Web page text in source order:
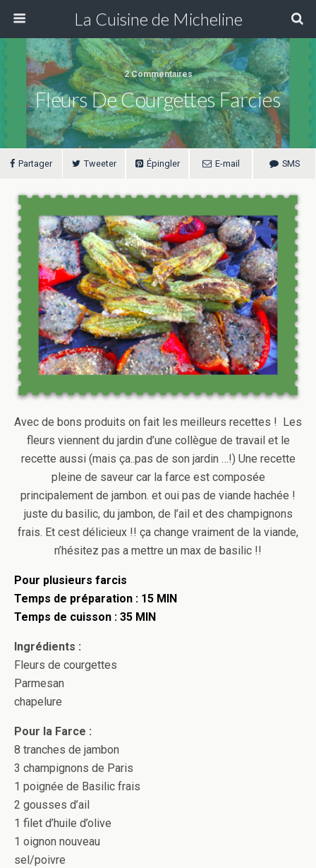
La Cuisine de Micheline
2 Commentaires
Fleurs De Courgettes Farcies
Partager Tweeter Épingler E-mail SMS
Avec de bons produits on fait les meilleurs recettes ! Les
fleurs viennent du jardin d’une collègue de travail et le
recette aussi (mais ça..pas de son jardin …!) Une recette
pleine de saveur car la farce est composée
principalement de jambon. et oui pas de viande hachée !
juste du basilic, du jambon, de l’ail et des champignons
frais. Et cest délicieux !! ça change vraiment de la viande,
n’hésitez pas a mettre un max de basilic !!
Pour plusieurs farcis
Temps de préparation : 15 MIN
Temps de cuisson : 35 MIN
Ingrédients :
Fleurs de courgettes
Parmesan
chapelure
Pour la Farce :
8 tranches de jambon
3 champignons de Paris
1 poignée de Basilic frais
2 gousses d’ail
1 filet d’huile d’olive
1 oignon nouveau
sel/poivre